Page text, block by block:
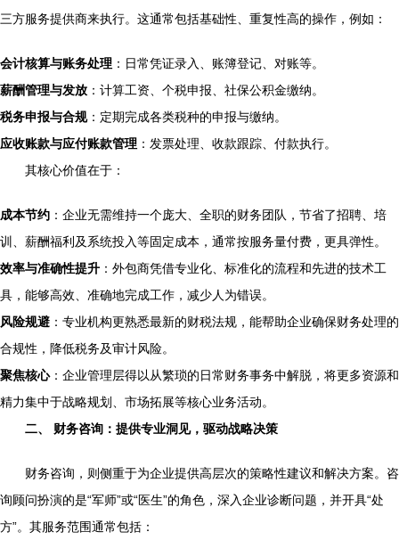
三方服务提供商来执行。这通常包括基础性、重复性高的操作，例如：
会计核算与账务处理 ：日常凭证录入、账簿登记、对账等。
薪酬管理与发放 ：计算工资、个税申报、社保公积金缴纳。
税务申报与合规：定期完成各类税种的申报与缴纳。
应收账款与应付账款管理 ：发票处理、收款跟踪、付款执行。
其核心价值在于：
成本节约 ：企业无需维持一个庞大、全职的财务团队，节省了招聘、培
训、薪酬福利及系统投入等固定成本，通常按服务量付费，更具弹性。
效率与准确性提升 ：外包商凭借专业化、标准化的流程和先进的技术工
具，能够高效、准确地完成工作，减少人为错误。
风险规避 ：专业机构更熟悉最新的财税法规，能帮助企业确保财务处理的
合规性，降低税务及审计风险。
聚焦核心：企业管理层得以从繁琐的日常财务事务中解脱，将更多资源和
精力集中于战略规划、市场拓展等核心业务活动。
二、 财务咨询：提供专业洞见，驱动战略决策
财务咨询，则侧重于为企业提供高层次的策略性建议和解决方案。咨
询顾问扮演的是“军师”或“医生”的角色，深入企业诊断问题，并开具“处
方”。其服务范围通常包括：